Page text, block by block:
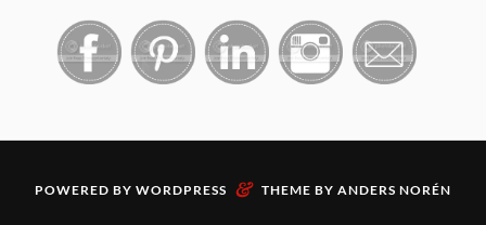
POWERED BY WORDPRESS & THEME BY ANDERS NORÉN